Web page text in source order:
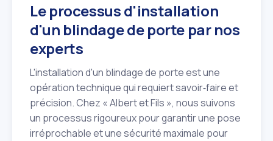
Le processus d'installation
d'un blindage de porte par nos
experts
L'installation d'un blindage de porte est une
opération technique qui requiert savoir‑faire et
précision. Chez « Albert et Fils », nous suivons
un processus rigoureux pour garantir une pose
irréprochable et une sécurité maximale pour